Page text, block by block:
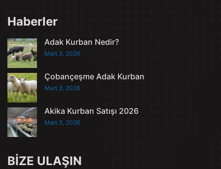
Haberler
Adak Kurban Nedir?
Mart 3, 2026
Çobançeşme Adak Kurban
Mart 3, 2026
Akika Kurban Satışı 2026
Mart 3, 2026
BİZE ULAŞIN